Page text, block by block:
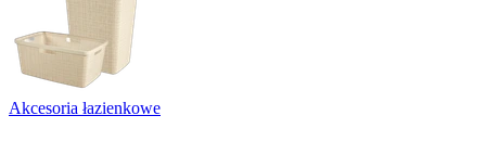
Akcesoria łazienkowe